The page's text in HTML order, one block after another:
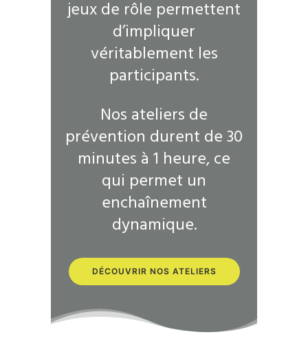
jeux de rôle permettent
d’impliquer
véritablement les
participants.
Nos ateliers de
prévention durent de 30
minutes à 1 heure, ce
qui permet un
enchaînement
dynamique.
DÉCOUVRIR NOS ATELIERS